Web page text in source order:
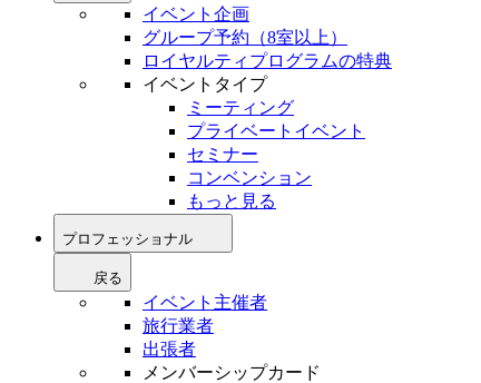
イベント企画
グループ予約（8室以上）
ロイヤルティプログラムの特典
イベントタイプ
ミーティング
プライベートイベント
セミナー
コンベンション
もっと見る
プロフェッショナル
戻る
イベント主催者
旅行業者
出張者
メンバーシップカード